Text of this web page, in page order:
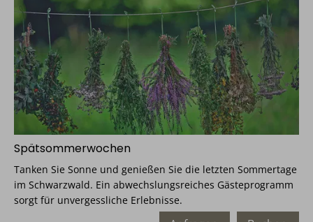
Spätsommerwochen
Tanken Sie Sonne und genießen Sie die letzten Sommertage
im Schwarzwald. Ein abwechslungsreiches Gästeprogramm
sorgt für unvergessliche Erlebnisse.